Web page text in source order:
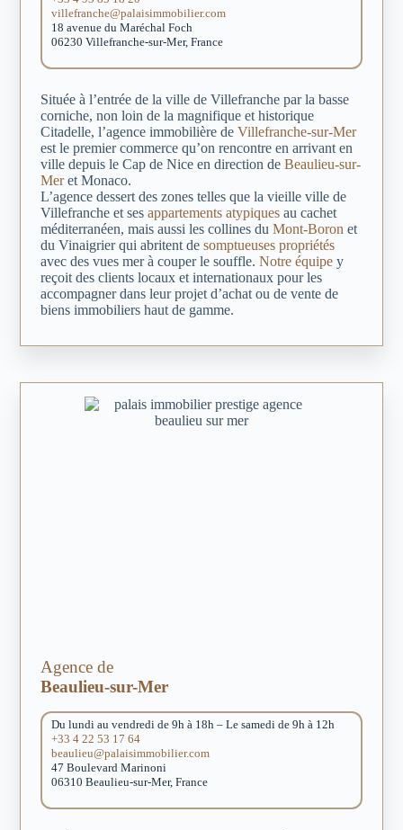
villefranche@palaisimmobilier.com
18 avenue du Maréchal Foch
06230 Villefranche-sur-Mer, France
Située à l’entrée de la ville de Villefranche par la basse
corniche, non loin de la magnifique et historique
Citadelle, l’agence immobilière de Villefranche-sur-Mer
est le premier commerce qu’on rencontre en arrivant en
ville depuis le Cap de Nice en direction de Beaulieu-sur-
Meret Monaco.
L’agence dessert des zones telles que la vieille ville de
Villefranche et ses appartements atypiquesau cachet
méditerranéen, mais aussi les collines du Mont-Boron et
du Vinaigrier qui abritent de somptueuses propriétés
avec des vues mer à couper le souffle. Notre équipey
reçoit des clients locaux et internationaux pour les
accompagner dans leur projet d’achat ou de vente de
biens immobiliers haut de gamme.
Agence de
Beaulieu-sur-Mer
Du lundi au vendredi de 9h à 18h – Le samedi de 9h à 12h
+33 4 22 53 17 64
beaulieu@palaisimmobilier.com
47 Boulevard Marinoni
06310 Beaulieu-sur-Mer, France